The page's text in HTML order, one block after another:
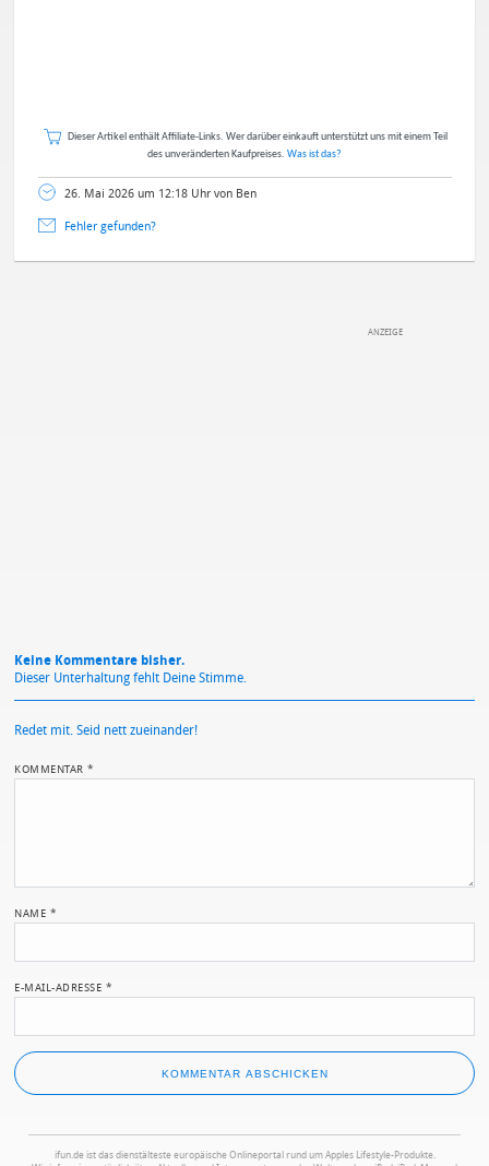
Dieser Artikel enthält Affiliate-Links. Wer darüber einkauft unterstützt uns mit einem Teil
des unveränderten Kaufpreises. Was ist das?
26. Mai 2026 um 12:18 Uhr von Ben
Fehler gefunden?
Keine Kommentare bisher.
Dieser Unterhaltung fehlt Deine Stimme.
Redet mit. Seid nett zueinander!
KOMMENTAR*
NAME *
E-MAIL-ADRESSE *
ifun.de ist das dienstälteste europäische Onlineportal rund um Apples Lifestyle-Produkte.